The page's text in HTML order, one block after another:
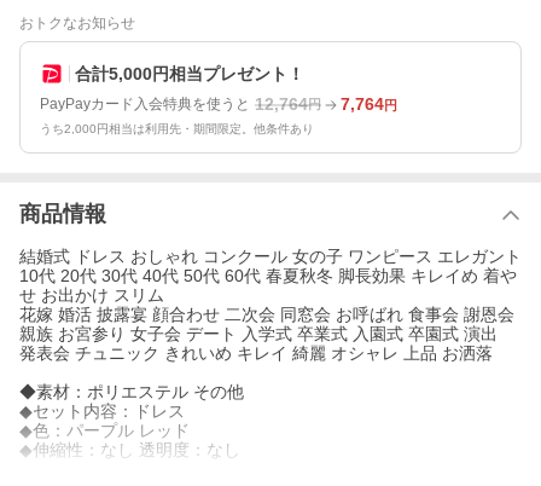
おトクなお知らせ
合計5,000円相当プレゼント！
PayPayカード入会特典を使うと 12,764円 7,764円
うち2,000円相当は利用先・期間限定。他条件あり
商品情報
結婚式 ドレス おしゃれ コンクール 女の子 ワンピース エレガント
10代 20代 30代 40代 50代 60代 春夏秋冬 脚長効果 キレイめ 着や
せ お出かけ スリム
花嫁 婚活 披露宴 顔合わせ 二次会 同窓会 お呼ばれ 食事会 謝恩会
親族 お宮参り 女子会 デート 入学式 卒業式 入園式 卒園式 演出
発表会 チュニック きれいめ キレイ 綺麗 オシャレ 上品 お洒落
◆素材：ポリエステル その他
◆セット内容：ドレス
◆色：パープル レッド
◆伸縮性：なし 透明度：なし